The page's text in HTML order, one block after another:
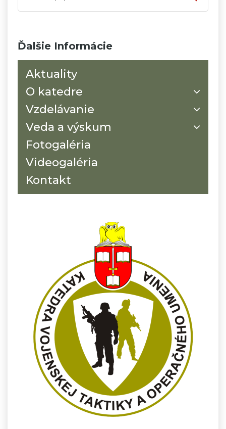
Ďalšie Informácie
Aktuality
O katedre
Vzdelávanie
Veda a výskum
Fotogaléria
Videogaléria
Kontakt